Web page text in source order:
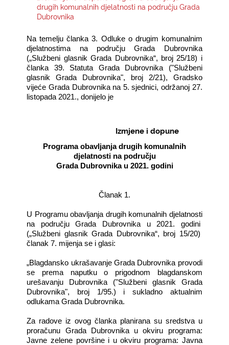
drugih komunalnih djelatnosti na području Grada
Dubrovnika
Na temeljučlanka 3. Odluke o drugim komunalnim
djelatnostima na području Grada Dubrovnika
(„Službeni glasnik Grada Dubrovnika“, broj 25/18) i
članka 39. Statuta Grada Dubrovnika ("Službeni
glasnik Grada Dubrovnika", broj 2/21), Gradsko
vijeće Grada Dubrovnika na 5. sjednici, održanoj 27.
listopada 2021., donijelo je
Izmjene i dopune
Programa obavljanja drugih komunalnih
djelatnosti na području
Grada Dubrovnika u 2021. godini
Članak 1.
U Programu obavljanja drugih komunalnih djelatnosti
na području Grada Dubrovnika u 2021. godini
(„Službeni glasnik Grada Dubrovnika“, broj 15/20)
članak 7. mijenja se i glasi:
„Blagdansko ukrašavanje Grada Dubrovnika provodi
se prema naputku o prigodnom blagdanskom
urešavanju Dubrovnika ("Službeni glasnik Grada
Dubrovnika", broj 1/95.) i sukladno aktualnim
odlukama Grada Dubrovnika.
Za radove iz ovog članka planirana su sredstva u
proračunu Grada Dubrovnika u okviru programa:
Javne zelene površine i u okviru programa: Javna